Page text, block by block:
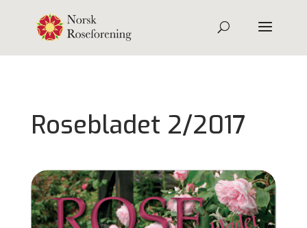
Rosebladet 2/2017